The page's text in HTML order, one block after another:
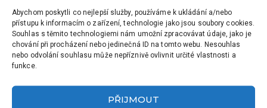
Abychom poskytli co nejlepší služby, používáme k ukládání a/nebo
přístupu k informacím o zařízení, technologie jako jsou soubory cookies.
Souhlas s těmito technologiemi nám umožní zpracovávat údaje, jako je
chování při procházení nebo jedinečná ID na tomto webu. Nesouhlas
nebo odvolání souhlasu může nepříznivě ovlivnit určité vlastnosti a
funkce.
PŘIJMOUT